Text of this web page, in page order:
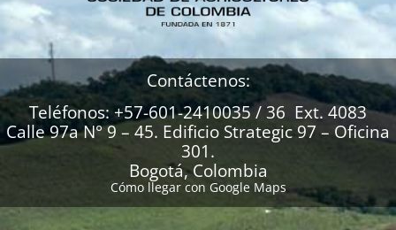
Contáctenos:
Teléfonos: +57-601-2410035 / 36 Ext. 4083
Calle 97a N° 9 – 45. Edificio Strategic 97 – Oficina
301.
Bogotá, Colombia
Cómo llegar con Google Maps